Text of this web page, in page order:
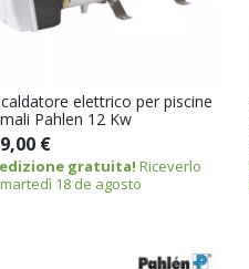
elettrico per piscine
Pahlen 12 Kw
€
gratuita! Riceverlo
18 de agosto